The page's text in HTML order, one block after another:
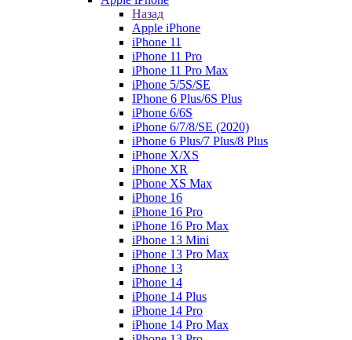
Назад
Apple iPhone
iPhone 11
iPhone 11 Pro
iPhone 11 Pro Max
iPhone 5/5S/SE
IPhone 6 Plus/6S Plus
iPhone 6/6S
iPhone 6/7/8/SE (2020)
iPhone 6 Plus/7 Plus/8 Plus
iPhone X/XS
iPhone XR
iPhone XS Max
iPhone 16
iPhone 16 Pro
iPhone 16 Pro Max
iPhone 13 Mini
iPhone 13 Pro Max
iPhone 13
iPhone 14
iPhone 14 Plus
iPhone 14 Pro
iPhone 14 Pro Max